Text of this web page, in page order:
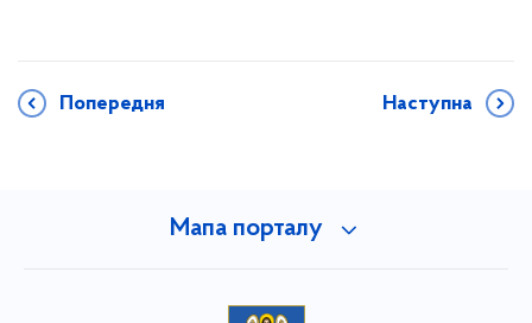
Попередня Наступна
Мапа порталу